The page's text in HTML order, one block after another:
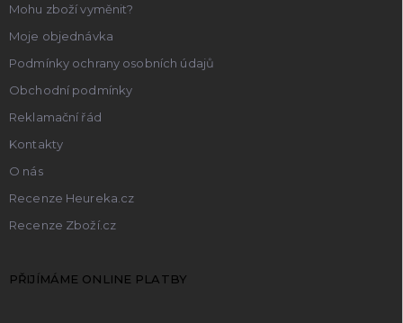
Mohu zboží vyměnit?
Moje objednávka
Podmínky ochrany osobních údajů
Obchodní podmínky
Reklamační řád
Kontakty
O nás
Recenze Heureka.cz
Recenze Zboží.cz
PŘIJÍMÁME ONLINE PLATBY